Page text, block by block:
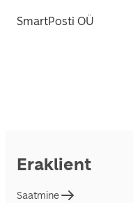
SmartPosti OÜ
Eraklient
Saatmine